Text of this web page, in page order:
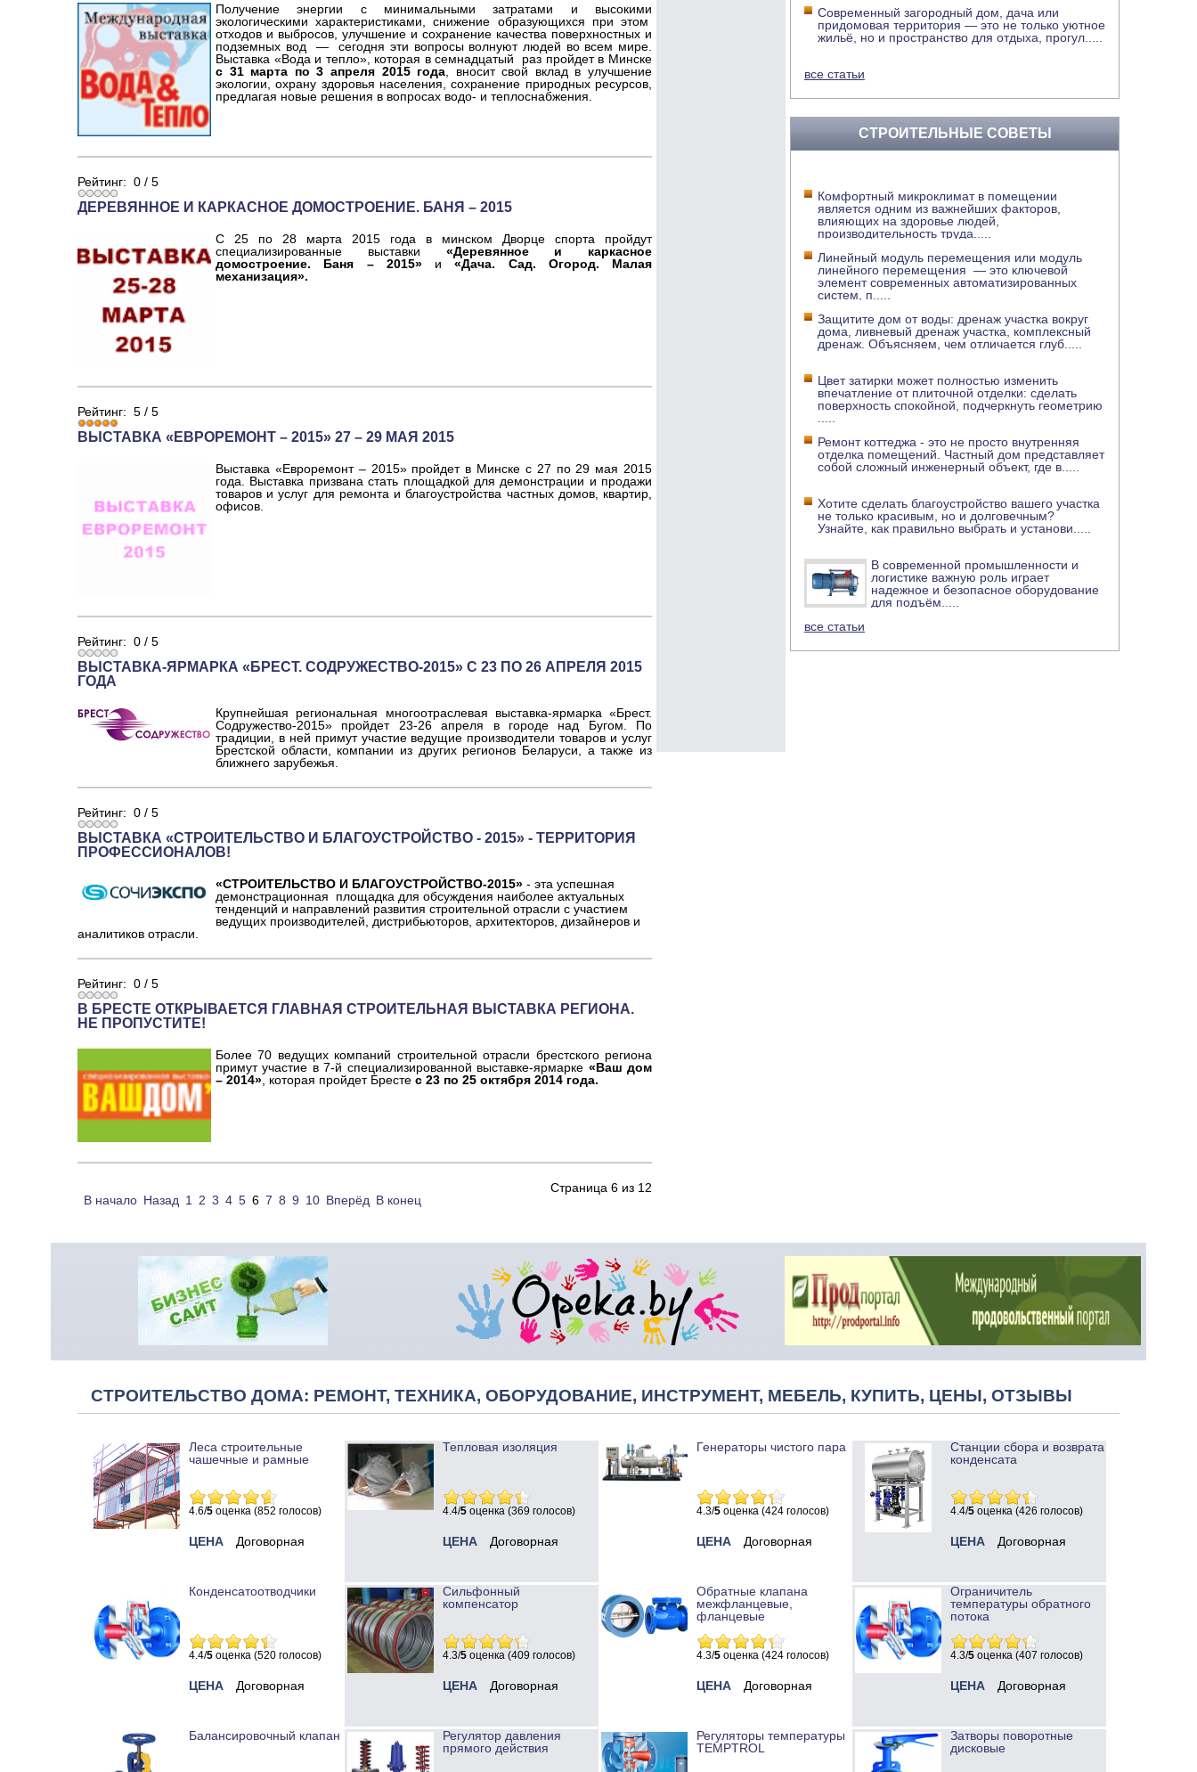
Получение энергии с минимальными затратами и высокими
экологическими характеристиками, снижение образующихся при этом
отходов и выбросов, улучшение и сохранение качества поверхностных и
подземных вод — сегодня эти вопросы волнуют людей во всем мире.
Выставка «Вода и тепло», которая в семнадцатый раз пройдет в Минске
с 31 марта по 3 апреля 2015 года , вносит свой вклад в улучшение
экологии, охрану здоровья населения, сохранение природных ресурсов,
предлагая новые решения в вопросах водо- и теплоснабжения.
Рейтинг: 0 / 5
ДЕРЕВЯННОЕ И КАРКАСНОЕ ДОМОСТРОЕНИЕ. БАНЯ – 2015
С 25 по 28 марта 2015 года в минском Дворце спорта пройдут
специализированные выставки «Деревянное и каркасное
домостроение. Баня – 2015»и«Дача. Сад. Огород. Малая
механизация».
Рейтинг: 5 / 5
ВЫСТАВКА «ЕВРОРЕМОНТ – 2015» 27 – 29 МАЯ 2015
Выставка «Евроремонт – 2015» пройдет в Минске с 27 по 29 мая 2015
года. Выставка призвана стать площадкой для демонстрации и продажи
товаров и услуг для ремонта и благоустройства частных домов, квартир,
офисов.
Рейтинг: 0 / 5
ВЫСТАВКА-ЯРМАРКА «БРЕСТ. СОДРУЖЕСТВО-2015» С 23 ПО 26 АПРЕЛЯ 2015
ГОДА
Крупнейшая региональная многоотраслевая выставка-ярмарка «Брест.
Содружество-2015» пройдет 23-26 апреля в городе над Бугом. По
традиции, в ней примут участие ведущие производители товаров и услуг
Брестской области, компании из других регионов Беларуси, а также из
ближнего зарубежья.
Рейтинг: 0 / 5
ВЫСТАВКА «СТРОИТЕЛЬСТВО И БЛАГОУСТРОЙСТВО - 2015» - ТЕРРИТОРИЯ
ПРОФЕССИОНАЛОВ!
«СТРОИТЕЛЬСТВО И БЛАГОУСТРОЙСТВО-2015» - эта успешная
демонстрационная площадка для обсуждения наиболее актуальных
тенденций и направлений развития строительной отрасли с участием
ведущих производителей, дистрибьюторов, архитекторов, дизайнеров и
аналитиков отрасли.
Рейтинг: 0 / 5
В БРЕСТЕ ОТКРЫВАЕТСЯ ГЛАВНАЯ СТРОИТЕЛЬНАЯ ВЫСТАВКА РЕГИОНА.
НЕ ПРОПУСТИТЕ!
Более 70 ведущих компаний строительной отрасли брестского региона
примут участие в 7-й специализированной выставке-ярмарке «Ваш дом
– 2014» , которая пройдет Бресте с 23 по 25 октября 2014 года.
Страница 6 из 12
В начало Назад 1 2 3 4 5 6 7 8 9 10 Вперёд В конец
Современный загородный дом, дача или
придомовая территория — это не только уютное
жильё, но и пространство для отдыха, прогул
все статьи
СТРОИТЕЛЬНЫЕ СОВЕТЫ
Комфортный микроклимат в помещении
является одним из важнейших факторов,
влияющих на здоровье людей,
производительность труда
Линейный модуль перемещения или модуль
линейного перемещения — это ключевой
элемент современных автоматизированных
систем, п
Защитите дом от воды: дренаж участка вокруг
дома, ливневый дренаж участка, комплексный
дренаж. Объясняем, чем отличается глуб
Цвет затирки может полностью изменить
впечатление от плиточной отделки: сделать
поверхность спокойной, подчеркнуть геометрию
Ремонт коттеджа - это не просто внутренняя
отделка помещений. Частный дом представляет
собой сложный инженерный объект, где в
Хотите сделать благоустройство вашего участка
не только красивым, но и долговечным?
Узнайте, как правильно выбрать и установи
В современной промышленности и
логистике важную роль играет
надежное и безопасное оборудование
для подъём
все статьи
СТРОИТЕЛЬСТВО ДОМА: РЕМОНТ, ТЕХНИКА, ОБОРУДОВАНИЕ, ИНСТРУМЕНТ, МЕБЕЛЬ, КУПИТЬ, ЦЕНЫ, ОТЗЫВЫ
Леса строительные
чашечные и рамные
4.6/5 оценка (852 голосов)
ЦЕНА Договорная
Тепловая изоляция
4.4/5 оценка (369 голосов)
ЦЕНА Договорная
Генераторы чистого пара
4.3/5 оценка (424 голосов)
ЦЕНА Договорная
Станции сбора и возврата
конденсата
4.4/5 оценка (426 голосов)
ЦЕНА Договорная
Конденсатоотводчики
4.4/5 оценка (520 голосов)
ЦЕНА Договорная
Сильфонный
компенсатор
4.3/5 оценка (409 голосов)
ЦЕНА Договорная
Обратные клапана
межфланцевые,
фланцевые
4.3/5 оценка (424 голосов)
ЦЕНА Договорная
Ограничитель
температуры обратного
потока
4.3/5 оценка (407 голосов)
ЦЕНА Договорная
Балансировочный клапан
Регулятор давления
прямого действия
Регуляторы температуры
TEMPTROL
Затворы поворотные
дисковые